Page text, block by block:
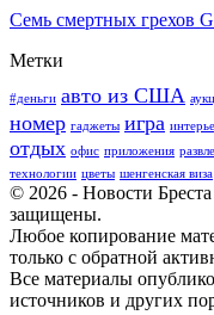
Семь смертных грехов
Метки
#деньги авто из США
номер гаджеты игра
отдых офис приложения
технологии цветы шенгенская виза
© 2026 - Новости Бреста
защищены.
Любое копирование
только с обратной
Все материалы
источников и других